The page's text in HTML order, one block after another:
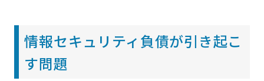
情報セキュリティ負債が引き起こ
す問題